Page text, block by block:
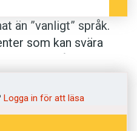
än ”vanligt” språk.
som kan svära
kan svära är det
Logga in för att läsa